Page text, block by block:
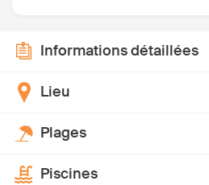
Informations détaillées
Lieu
Plages
Piscines